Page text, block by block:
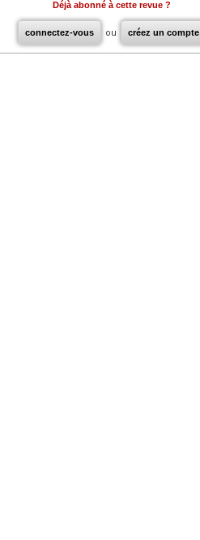
Déjà abonné à cette revue ?
connectez-vous ou créez un compte